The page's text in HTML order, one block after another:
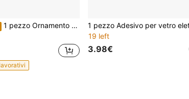
1 pezzo Ornamento metallico cavo 3D con luna e stelle, decorazione da tavolo in acciaio inossidabile con combinazione di stella e luna per casa, camera e decorazione per le vacanze
19 left
3.98€